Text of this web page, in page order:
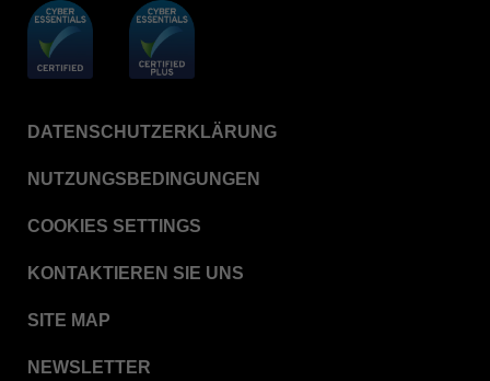
DATENSCHUTZERKLÄRUNG
NUTZUNGSBEDINGUNGEN
COOKIES SETTINGS
KONTAKTIEREN SIE UNS
SITE MAP
NEWSLETTER